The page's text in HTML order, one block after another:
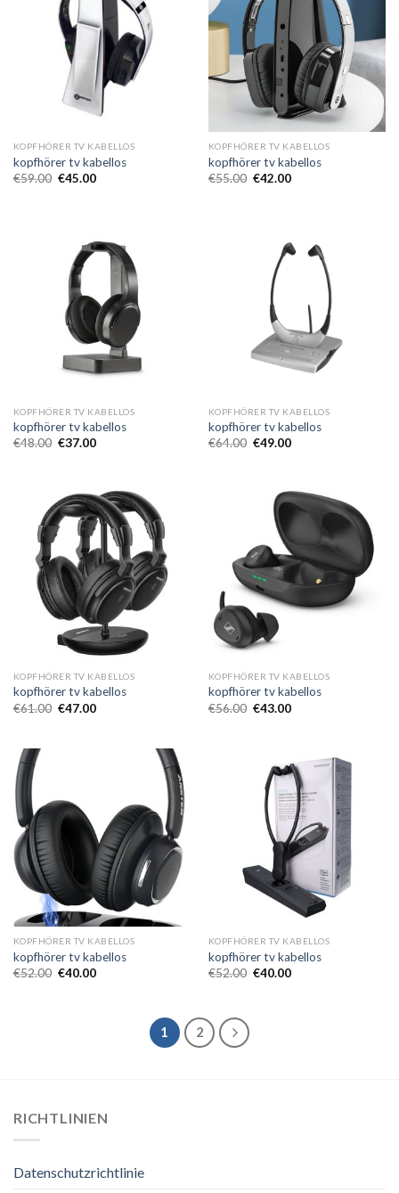
KOPFHÖRER TV KABELLOS
kopfhörer tv kabellos
€59.00 €45.00
KOPFHÖRER TV KABELLOS
kopfhörer tv kabellos
€55.00 €42.00
KOPFHÖRER TV KABELLOS
kopfhörer tv kabellos
€48.00 €37.00
KOPFHÖRER TV KABELLOS
kopfhörer tv kabellos
€64.00 €49.00
KOPFHÖRER TV KABELLOS
kopfhörer tv kabellos
€61.00 €47.00
KOPFHÖRER TV KABELLOS
kopfhörer tv kabellos
€56.00 €43.00
KOPFHÖRER TV KABELLOS
kopfhörer tv kabellos
€52.00 €40.00
KOPFHÖRER TV KABELLOS
kopfhörer tv kabellos
€52.00 €40.00
1 2
RICHTLINIEN
Datenschutzrichtlinie